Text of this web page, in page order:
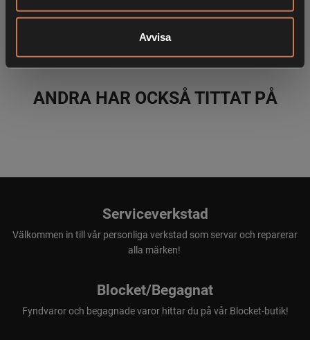
Avvisa
KÖPS OFTA TILLSAMMANS
ANDRA HAR OCKSÅ TITTAT PÅ
Serviceverkstad
Välkommen in till vår personliga verkstad som servar och reparerar
alla märken!
Blocket/Begagnat
Fyndvaror och begagnade varor hittar du på vår Blocket-butik!